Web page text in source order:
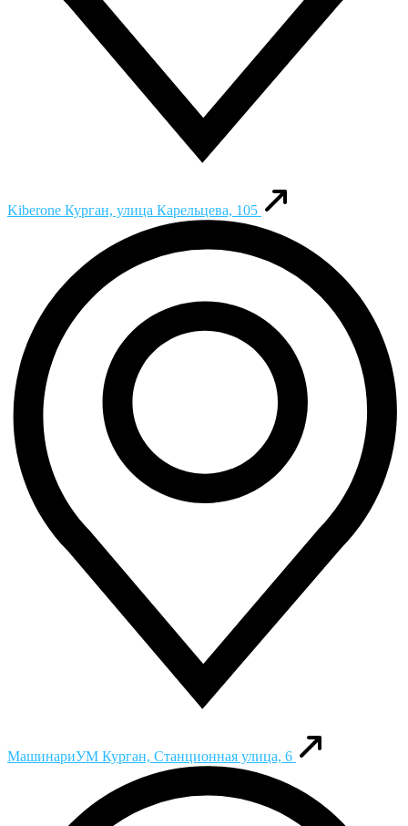
Kiberone Курган, улица Карельцева, 105
МашинариУМ Курган, Станционная улица, 6